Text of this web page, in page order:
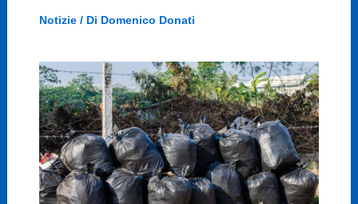
Notizie/ Di Domenico Donati